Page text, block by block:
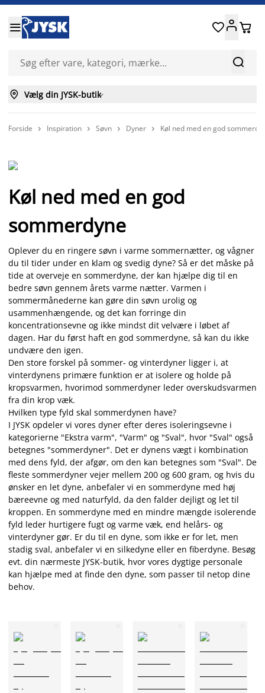


 
 Vælg din JYSK-butik
Forside  Inspiration  Søvn  Dyner  Køl ned med en god
Køl ned med en god
sommerdyne
Oplever du en ringere søvn i varme sommernætter, og vågner
du til tider under en klam og svedig dyne? Så er det måske på
tide at overveje en sommerdyne, der kan hjælpe dig til en
bedre søvn gennem årets varme nætter. Varmen i
sommermånederne kan gøre din søvn urolig og
usammenhængende, og det kan forringe din
koncentrationsevne og ikke mindst dit velvære i løbet af
dagen. Har du først haft en god sommerdyne, så kan du ikke
undvære den igen.
Den store forskel på sommer- og vinterdyner ligger i, at
vinterdynens primære funktion er at isolere og holde på
kropsvarmen, hvorimod sommerdyner leder overskudsvarmen
fra din krop væk.
Hvilken type fyld skal sommerdynen have?
I JYSK opdeler vi vores dyner efter deres isoleringsevne i
kategorierne "Ekstra varm", "Varm" og "Sval", hvor "Sval" også
betegnes "sommerdyner". Det er dynens vægt i kombination
med dens fyld, der afgør, om den kan betegnes som "Sval". De
fleste sommerdyner vejer mellem 200 og 600 gram, og hvis du
ønsker en let dyne, anbefaler vi en sommerdyne med høj
bæreevne og med naturfyld, da den falder dejligt og let til
kroppen. En sommerdyne med en mindre mængde isolerende
fyld leder hurtigere fugt og varme væk, end helårs- og
vinterdyner gør. Er du til en dyne, som ikke er for let, men
stadig sval, anbefaler vi en silkedyne eller en fiberdyne. Besøg
evt. din nærmeste JYSK-butik, hvor vores dygtige personale
kan hjælpe med at finde den dyne, som passer til netop dine
behov.